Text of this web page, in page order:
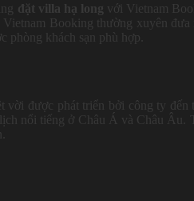
đặt villa hạ long với Vietnam
Booking thường xuyên đưa
phòng khách sạn phù hợp.
vời được phát triển bởi công ty đến
nổi tiếng ở Châu Á và Châu Âu.